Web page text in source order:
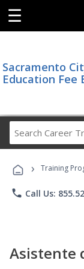
☰
Sacramento
Education Fee
› Training
phone Call Us:
Asistente